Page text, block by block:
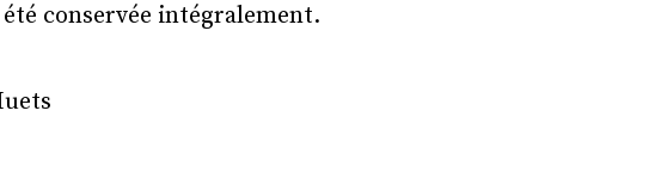
conservée intégralement.